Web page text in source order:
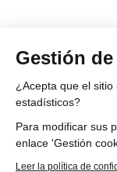
Gestión
¿Acepta que el
estadísticos?
Para modificar sus
enlace 'Gestión
Leer la política de